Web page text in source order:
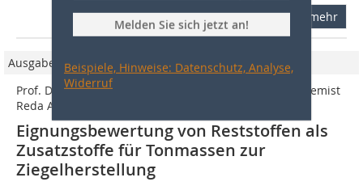
Melden Sie sich jetzt an!
Beispiele, Hinweise: Datenschutz, Analyse,
Widerruf
mehr
Ausgabe 12/2011
Prof. Dr.-Ing. Laila M. Farag, Dr. Hesham M. Awad1, Chemist
Reda A. Ahmed2
Eignungsbewertung von Reststoffen als
Zusatzstoffe für Tonmassen zur
Ziegelherstellung